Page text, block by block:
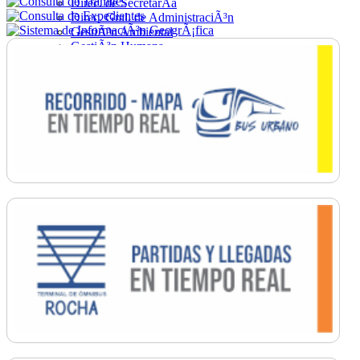
Direc. de SecretarÃ­a
Direc. Gral. de AdministraciÃ³n
GestiÃ³n Ambiental
GestiÃ³n Humana
Ordenamiento
PromociÃ³n Social
Salud
SecretarÃ­a General